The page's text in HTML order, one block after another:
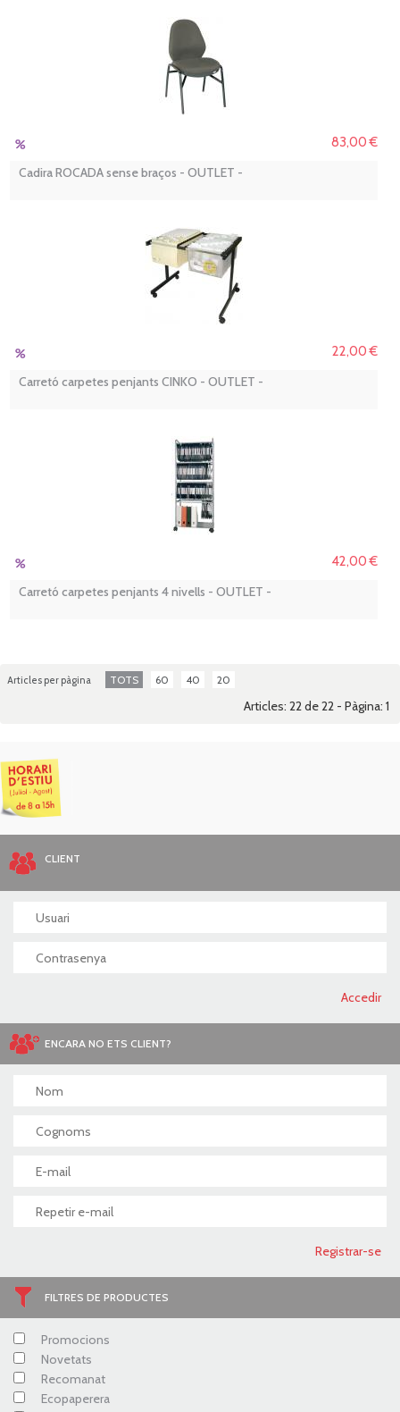
83,00 €
Cadira ROCADA sense braços - OUTLET -
22,00 €
Carretó carpetes penjants CINKO - OUTLET -
42,00 €
Carretó carpetes penjants 4 nivells - OUTLET -
Articles per pàgina TOTS 60 40 20
Articles: 22 de 22 - Pàgina: 1
CLIENT
ENCARA NO ETS CLIENT?
FILTRES DE PRODUCTES
Promocions
Novetats
Recomanat
Ecopaperera